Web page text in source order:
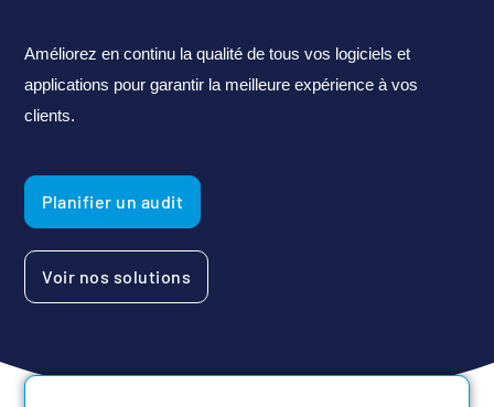
Améliorez en continu la qualité de tous vos logiciels et
applications pour garantir la meilleure expérience à vos
clients.
Planifier un audit
Voir nos solutions